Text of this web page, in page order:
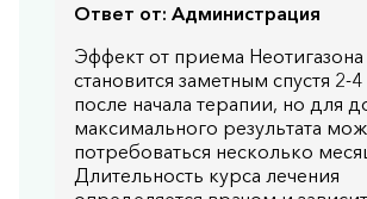
Ответ от: Администрация
Эффект от приема
становится заметным спустя 2-
после начала терапии, но для
максимального результата
потребоваться несколько
Длительность курса лечения